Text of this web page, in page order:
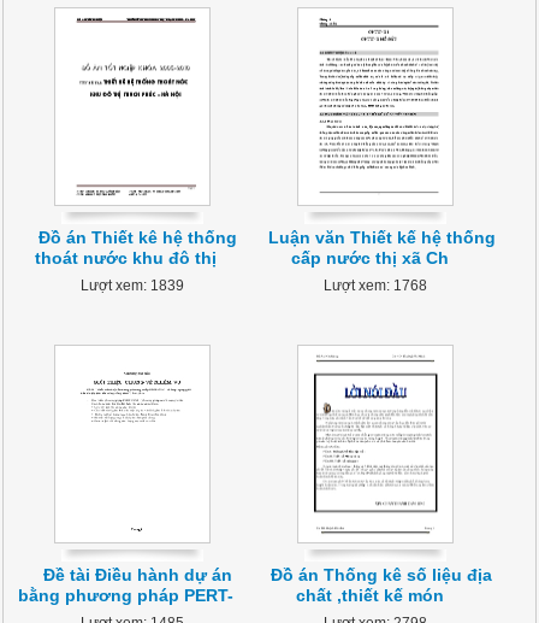
Đồ án Thiết kê hệ thống
thoát nước khu đô thị
Lượt xem: 1839
Luận văn Thiết kế hệ thống
cấp nước thị xã Ch
Lượt xem: 1768
Đề tài Điều hành dự án
bằng phương pháp PERT-
Đồ án Thống kê số liệu địa
chất ,thiết kế món